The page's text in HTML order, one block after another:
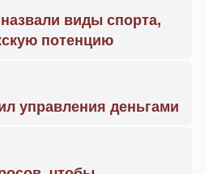
виды спорта,
потенцию
управления деньгами